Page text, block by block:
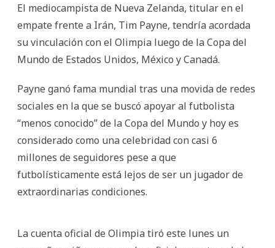
El mediocampista de Nueva Zelanda, titular en el
empate frente a Irán, Tim Payne, tendría acordada
su vinculación con el Olimpia luego de la Copa del
Mundo de Estados Unidos, México y Canadá.
Payne ganó fama mundial tras una movida de redes
sociales en la que se buscó apoyar al futbolista
“menos conocido” de la Copa del Mundo y hoy es
considerado como una celebridad con casi 6
millones de seguidores pese a que
futbolísticamente está lejos de ser un jugador de
extraordinarias condiciones.
La cuenta oficial de Olimpia tiró este lunes un